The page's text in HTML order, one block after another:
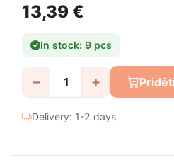
13,39 €
In stock: 9 pcs
− +
Delivery: 1-2 days